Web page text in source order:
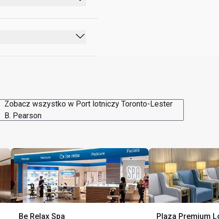
Zobacz wszystko w Port lotniczy Toronto-Lester
B. Pearson
Be Relax Spa
Plaza Premium